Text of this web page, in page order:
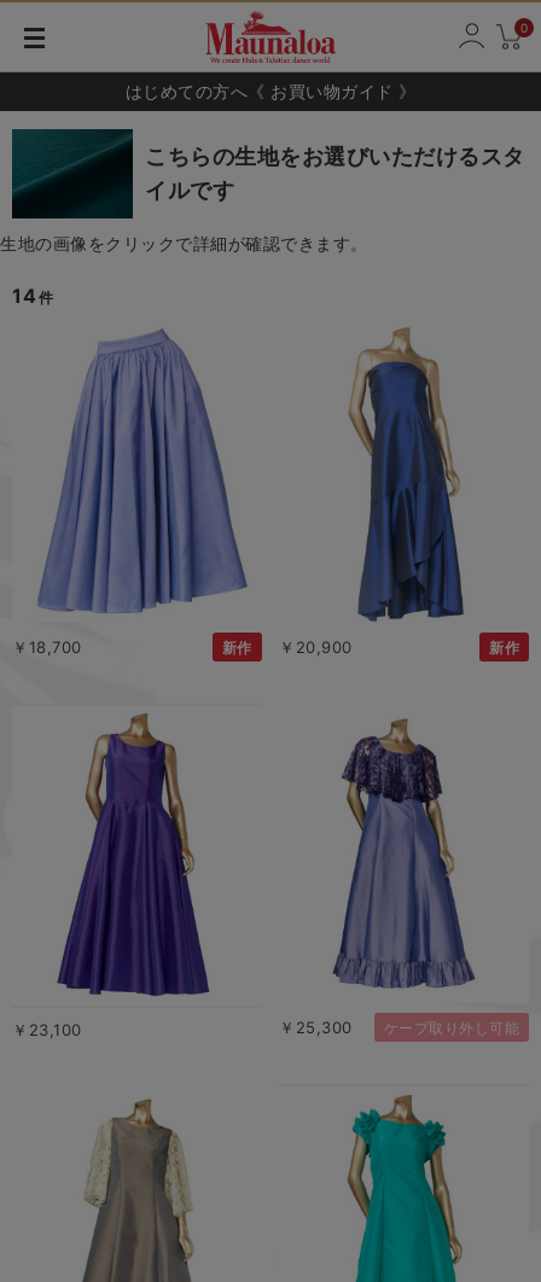
0
はじめての方へ《 お買い物ガイド 》
こちらの生地をお選びいただけるスタ
イルです
生地の画像をクリックで詳細が確認できます。
14 件
￥18,700 新作 ￥20,900 新作
￥23,100 ￥25,300 ケープ取り外し可能